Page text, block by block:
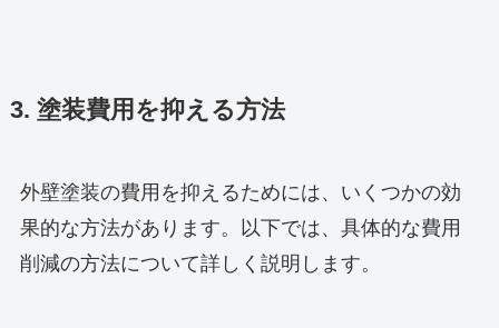
3. 塗装費用を抑える方法
外壁塗装の費用を抑えるためには、いくつかの効
果的な方法があります。以下では、具体的な費用
削減の方法について詳しく説明します。